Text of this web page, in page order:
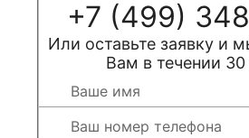
+7 (499)
Или оставьте заявку и
Вам в течении